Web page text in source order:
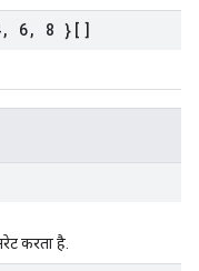
, 6,
8 }[]
करता है.